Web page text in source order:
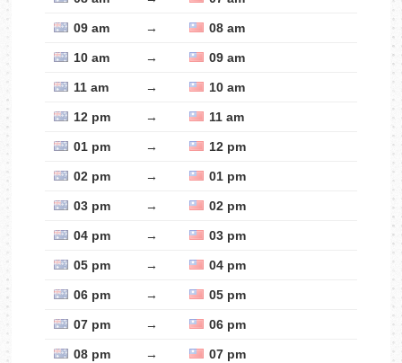
09 am → 08 am
10 am → 09 am
11 am → 10 am
12 pm → 11 am
01 pm → 12 pm
02 pm → 01 pm
03 pm → 02 pm
04 pm → 03 pm
05 pm → 04 pm
06 pm → 05 pm
07 pm → 06 pm
08 pm → 07 pm